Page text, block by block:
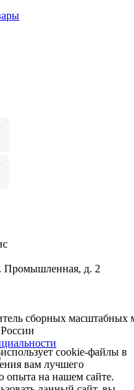
Промышленная, д. 2
сборных масштабных
cookie-файлы в
вам лучшего
опыта на нашем сайте.